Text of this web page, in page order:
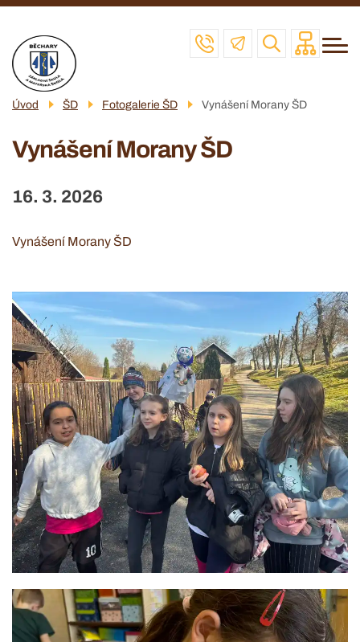
Přejít
hlavnímu
obsahu
Menu
navigace
MŠ
ŠD
VČELAŘSKÝ KROUŽEK
Úvod ŠD Fotogalerie ŠD Vynášení Morany ŠD
Vynášení Morany ŠD
16. 3. 2026
Vynášení Morany ŠD